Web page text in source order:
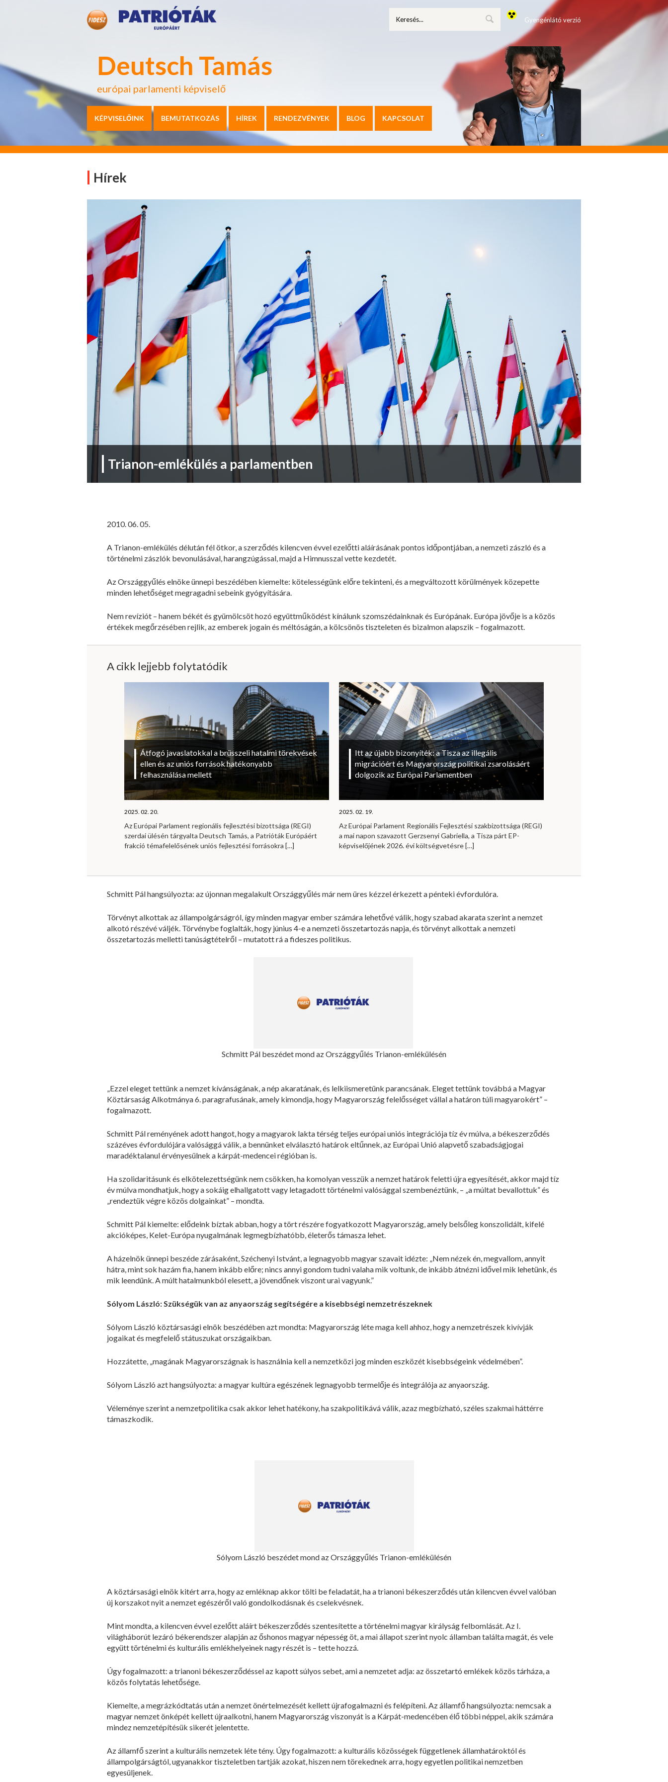
Deutsch Tamás
európai parlamenti képviselő
Gyengénlátó verzió
KÉPVISELŐINK BEMUTATKOZÁS HÍREK RENDEZVÉNYEK BLOG KAPCSOLAT
Hírek
Trianon-emlékülés a parlamentben
2010. 06. 05.
A Trianon-emlékülés délután fél ötkor, a szerződés kilencven évvel ezelőtti aláírásának pontos időpontjában, a nemzeti zászló és a
történelmi zászlók bevonulásával, harangzúgással, majd a Himnusszal vette kezdetét.
Az Országgyűlés elnöke ünnepi beszédében kiemelte: kötelességünk előre tekinteni, és a megváltozott körülmények közepette
minden lehetőséget megragadni sebeink gyógyítására.
Nem revíziót – hanem békét és gyümölcsöt hozó együttműködést kínálunk szomszédainknak és Európának. Európa jövője is a közös
értékek megőrzésében rejlik, az emberek jogain és méltóságán, a kölcsönös tiszteleten és bizalmon alapszik – fogalmazott.
A cikk lejjebb folytatódik
Átfogó javaslatokkal a brüsszeli hatalmi törekvések
ellen és az uniós források hatékonyabb
felhasználása mellett
2025. 02. 20.
Az Európai Parlament regionális fejlesztési bizottsága (REGI)
szerdai ülésén tárgyalta Deutsch Tamás, a Patrióták Európáért
frakció témafelelősének uniós fejlesztési forrásokra […]
Itt az újabb bizonyíték: a Tisza az illegális
migrációért és Magyarország politikai zsarolásáért
dolgozik az Európai Parlamentben
2025. 02. 19.
Az Európai Parlament Regionális Fejlesztési szakbizottsága (REGI)
a mai napon szavazott Gerzsenyi Gabriella, a Tisza párt EP-
képviselőjének 2026. évi költségvetésre[…]
Schmitt Pál hangsúlyozta: az újonnan megalakult Országgyűlés már nem üres kézzel érkezett a pénteki évfordulóra.
Törvényt alkottak az állampolgárságról, így minden magyar ember számára lehetővé válik, hogy szabad akarata szerint a nemzet
alkotó részévé váljék. Törvénybe foglalták, hogy június 4-e a nemzeti összetartozás napja, és törvényt alkottak a nemzeti
összetartozás melletti tanúságtételről – mutatott rá a fideszes politikus.
Schmitt Pál beszédet mond az Országgyűlés Trianon-emlékülésén
„Ezzel eleget tettünk a nemzet kívánságának, a nép akaratának, és lelkiismeretünk parancsának. Eleget tettünk továbbá a Magyar
Köztársaság Alkotmánya 6. paragrafusának, amely kimondja, hogy Magyarország felelősséget vállal a határon túli magyarokért” –
fogalmazott.
Schmitt Pál reményének adott hangot, hogy a magyarok lakta térség teljes európai uniós integrációja tíz év múlva, a békeszerződés
százéves évfordulójára valósággá válik, a bennünket elválasztó határok eltűnnek, az Európai Unió alapvető szabadságjogai
maradéktalanul érvényesülnek a kárpát-medencei régióban is.
Ha szolidaritásunk és elkötelezettségünk nem csökken, ha komolyan vesszük a nemzet határok feletti újra egyesítését, akkor majd tíz
év múlva mondhatjuk, hogy a sokáig elhallgatott vagy letagadott történelmi valósággal szembenéztünk, – „a múltat bevallottuk” és
„rendeztük végre közös dolgainkat” – mondta.
Schmitt Pál kiemelte: elődeink bíztak abban, hogy a tört részére fogyatkozott Magyarország, amely belsőleg konszolidált, kifelé
akcióképes, Kelet-Európa nyugalmának legmegbízhatóbb, életerős támasza lehet.
A házelnök ünnepi beszéde zárásaként, Széchenyi Istvánt, a legnagyobb magyar szavait idézte: „Nem nézek én, megvallom, annyit
hátra, mint sok hazám fia, hanem inkább előre; nincs annyi gondom tudni valaha mik voltunk, de inkább átnézni idővel mik lehetünk, és
mik leendünk. A múlt hatalmunkból elesett, a jövendőnek viszont urai vagyunk.”
Sólyom László: Szükségük van az anyaország segítségére a kisebbségi nemzetrészeknek
Sólyom László köztársasági elnök beszédében azt mondta: Magyarország léte maga kell ahhoz, hogy a nemzetrészek kivívják
jogaikat és megfelelő státuszukat országaikban.
Hozzátette, „magának Magyarországnak is használnia kell a nemzetközi jog minden eszközét kisebbségeink védelmében”.
Sólyom László azt hangsúlyozta: a magyar kultúra egészének legnagyobb termelője és integrálója az anyaország.
Véleménye szerint a nemzetpolitika csak akkor lehet hatékony, ha szakpolitikává válik, azaz megbízható, széles szakmai háttérre
támaszkodik.
Sólyom László beszédet mond az Országgyűlés Trianon-emlékülésén
A köztársasági elnök kitért arra, hogy az emléknap akkor tölti be feladatát, ha a trianoni békeszerződés után kilencven évvel valóban
új korszakot nyit a nemzet egészéről való gondolkodásnak és cselekvésnek.
Mint mondta, a kilencven évvel ezelőtt aláírt békeszerződés szentesítette a történelmi magyar királyság felbomlását. Az I.
világháborút lezáró békerendszer alapján az őshonos magyar népesség öt, a mai állapot szerint nyolc államban találta magát, és vele
együtt történelmi és kulturális emlékhelyeinek nagy részét is – tette hozzá.
Úgy fogalmazott: a trianoni békeszerződéssel az kapott súlyos sebet, ami a nemzetet adja: az összetartó emlékek közös tárháza, a
közös folytatás lehetősége.
Kiemelte, a megrázkódtatás után a nemzet önértelmezését kellett újrafogalmazni és felépíteni. Az államfő hangsúlyozta: nemcsak a
magyar nemzet önképét kellett újraalkotni, hanem Magyarország viszonyát is a Kárpát-medencében élő többi néppel, akik számára
mindez nemzetépítésük sikerét jelentette.
Az államfő szerint a kulturális nemzetek léte tény. Úgy fogalmazott: a kulturális közösségek függetlenek államhatároktól és
állampolgárságtól, ugyanakkor tiszteletben tartják azokat, hiszen nem törekednek arra, hogy egyetlen politikai nemzetben
egyesüljenek.